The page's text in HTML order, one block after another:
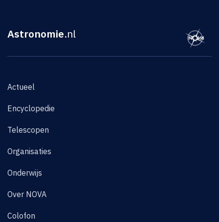
Astronomie.nl
Actueel
Encyclopedie
Telescopen
Organisaties
Onderwijs
Over NOVA
Colofon